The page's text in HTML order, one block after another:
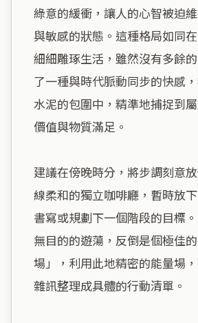
綠意的緩衝，讓人的心智被迫
與敏感的狀態。這種格局如同
細細雕琢生活，雖然沒有多餘
了一種與時代脈動同步的快感
水泥的包圍中，精準地捕捉到
價值與物質滿足。
建議在傍晚時分，將步調刻意
線柔和的獨立咖啡廳，暫時放
書寫或規劃下一個階段的目標
無目的的遊蕩，反倒是個極佳
場」，利用此地精密的能量場
雜訊整理成具體的行動清單。